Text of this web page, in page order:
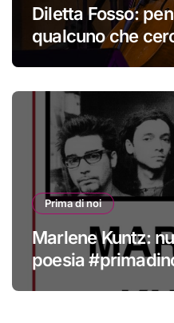
Diletta Fosso:
qualcuno che
Prima di noi
Marlene Kuntz:
poesia